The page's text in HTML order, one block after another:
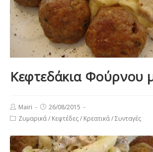
Κεφτεδάκια Φούρνου
Post
author:
Mairi
Post
published:
26/08/2015
PostΖυμαρικά/ Κεφτέδες/ Κρεατικά/Συνταγές